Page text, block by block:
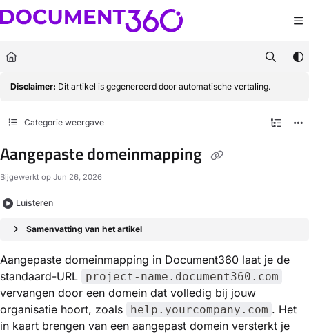
Documentation Index
Fetch the complete documentation index at:https://docs.document360.com/
Use this file to discover all available pages before exploring further.
Disclaimer: Dit artikel is gegenereerd door automatische vertaling.
Categorie weergave
Aangepaste domeinmapping
Bijgewerkt op Jun 26, 2026
Luisteren
Samenvatting van het artikel
Aangepaste domeinmapping in Document360 laat je de
standaard-URL
project-name.document360.com
vervangen door een domein dat volledig bij jouw
organisatie hoort, zoals
help.yourcompany.com . Het
in kaart brengen van een aangepast domein versterkt je